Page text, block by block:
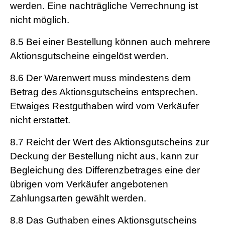
werden. Eine nachträgliche Verrechnung ist
nicht möglich.
8.5 Bei einer Bestellung können auch mehrere
Aktionsgutscheine eingelöst werden.
8.6 Der Warenwert muss mindestens dem
Betrag des Aktionsgutscheins entsprechen.
Etwaiges Restguthaben wird vom Verkäufer
nicht erstattet.
8.7 Reicht der Wert des Aktionsgutscheins zur
Deckung der Bestellung nicht aus, kann zur
Begleichung des Differenzbetrages eine der
übrigen vom Verkäufer angebotenen
Zahlungsarten gewählt werden.
8.8 Das Guthaben eines Aktionsgutscheins